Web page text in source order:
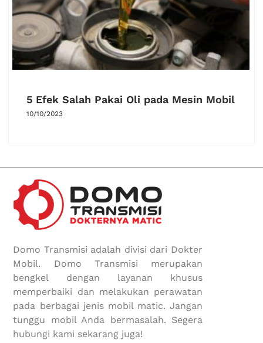
5 Efek Salah Pakai Oli pada Mesin Mobil
10/10/2023
Domo Transmisi adalah divisi dari Dokter
Mobil. Domo Transmisi merupakan
bengkel dengan layanan khusus
memperbaiki dan melakukan perawatan
pada berbagai jenis mobil matic. Jangan
tunggu mobil Anda bermasalah. Segera
hubungi kami sekarang juga!